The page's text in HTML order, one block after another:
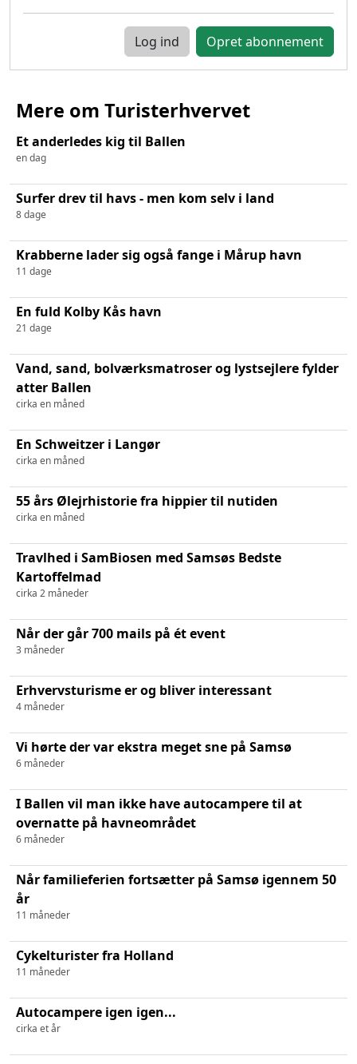
Log ind
Mere om Turisterhvervet
Et anderledes kig til Ballen
en dag
Surfer drev til havs - men kom selv i land
8 dage
Krabberne lader sig også fange i Mårup havn
11 dage
En fuld Kolby Kås havn
21 dage
Vand, sand, bolværksmatroser og lystsejlere fylder
atter Ballen
cirka en måned
En Schweitzer i Langør
cirka en måned
55 års Ølejrhistorie fra hippier til nutiden
cirka en måned
Travlhed i SamBiosen med Samsøs Bedste
Kartoffelmad
cirka 2 måneder
Når der går 700 mails på ét event
3 måneder
Erhvervsturisme er og bliver interessant
4 måneder
Vi hørte der var ekstra meget sne på Samsø
6 måneder
I Ballen vil man ikke have autocampere til at
overnatte på havneområdet
6 måneder
Når familieferien fortsætter på Samsø igennem 50
år
11 måneder
Cykelturister fra Holland
11 måneder
Autocampere igen igen...
cirka et år